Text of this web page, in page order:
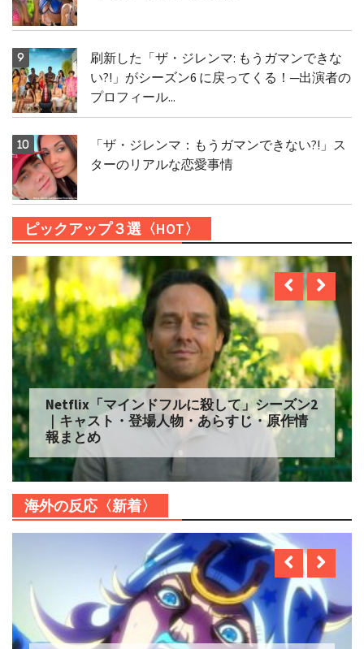
刷新した「ザ・ジレンマ: もうガマンできな
い?!」がシーズン6 に戻ってくる！─出演者の
プロフィール...
「ザ・ジレンマ：もうガマンできない?!」ス
ターのリアルな恋愛事情
ピックアップ３選〈HOT〉
Netflix「マインドフルに殺して」シーズン2
｜キャスト・登場人物・あらすじ・原作情
報まとめ
海外の反応〈新着〉